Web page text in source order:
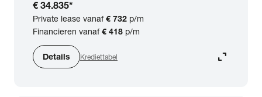
€ 34.835*
Private lease vanaf€ 732 p/m
Financieren vanaf€ 418 p/m
Details Krediettabel expand_content